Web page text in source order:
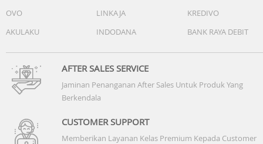
OVO
LINKAJA
KREDIVO
AKULAKU
INDODANA BANK RAYA DEBIT
AFTER SALES SERVICE
Jaminan Penanganan After Sales Untuk Produk Yang
Berkendala
CUSTOMER SUPPORT
Memberikan Layanan Kelas Premium Kepada Customer